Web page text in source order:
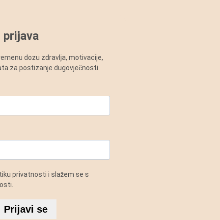
dozu zdravlja, motivacije,
za postizanje dugovječnosti.
privatnosti i slažem se s
Prijavi se